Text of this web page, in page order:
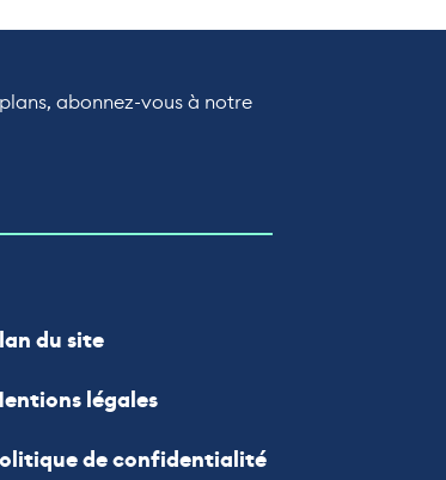
abonnez-vous à notre
du site
légales
de confidentialité